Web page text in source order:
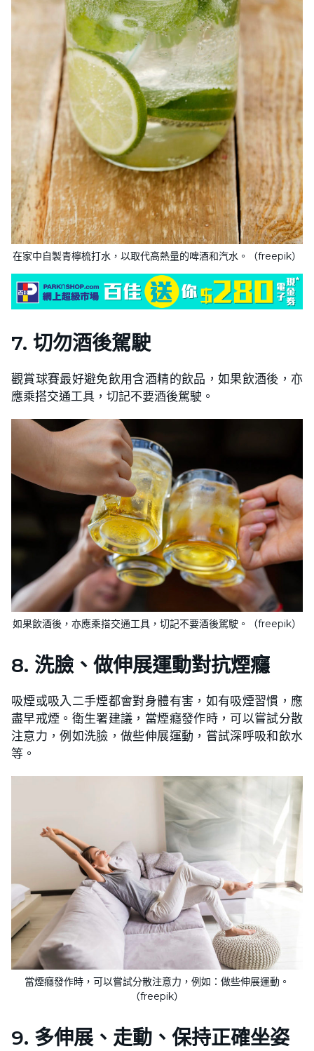
在家中自製青檸梳打水，以取代高熱量的啤酒和汽水。（freepik）
7. 切勿酒後駕駛
觀賞球賽最好避免飲用含酒精的飲品，如果飲酒後，亦
應乘搭交通工具，切記不要酒後駕駛。
如果飲酒後，亦應乘搭交通工具，切記不要酒後駕駛。（freepik）
8. 洗臉、做伸展運動對抗煙癮
吸煙或吸入二手煙都會對身體有害，如有吸煙習慣，應
盡早戒煙。衛生署建議，當煙癮發作時，可以嘗試分散
注意力，例如洗臉，做些伸展運動，嘗試深呼吸和飲水
等。
當煙癮發作時，可以嘗試分散注意力，例如：做些伸展運動。
（freepik）
9. 多伸展、走動、保持正確坐姿